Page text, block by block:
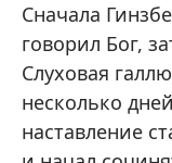
Сначала
говорил Бог,
Слуховая
несколько
наставление